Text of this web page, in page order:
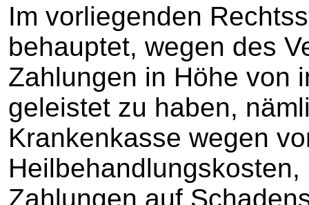
Im vorliegenden
behauptet, wegen des
Zahlungen in Höhe von
geleistet zu haben,
Krankenkasse wegen
Zahlungen auf